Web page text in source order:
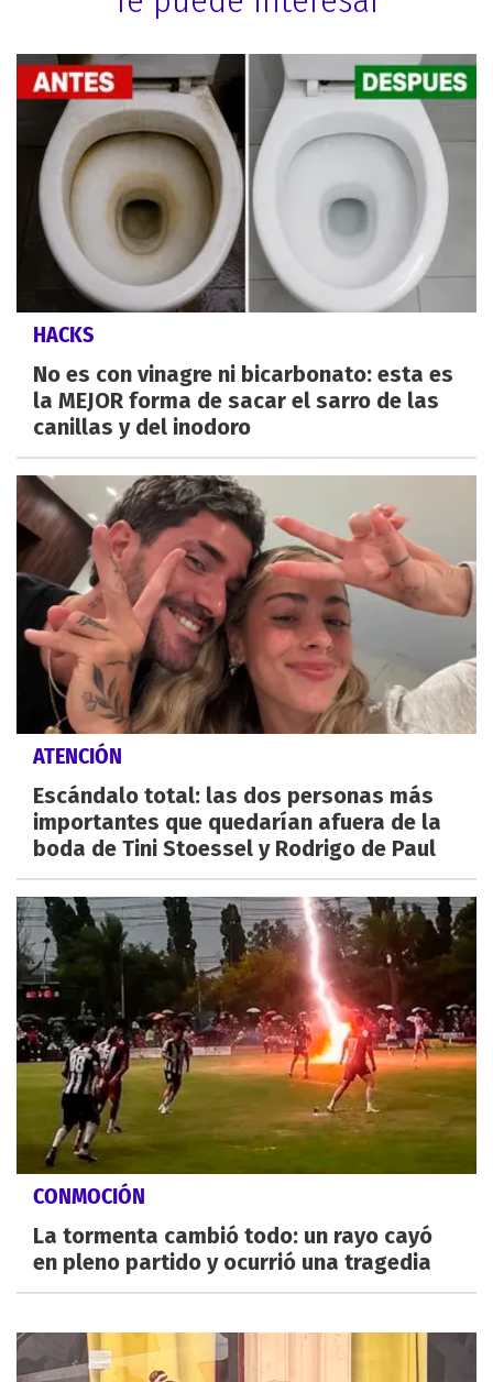
HACKS
No es con vinagre ni bicarbonato: esta es
la MEJOR forma de sacar el sarro de las
canillas y del inodoro
ATENCIÓN
Escándalo total: las dos personas más
importantes que quedarían afuera de la
boda de Tini Stoessel y Rodrigo de Paul
CONMOCIÓN
La tormenta cambió todo: un rayo cayó
en pleno partido y ocurrió una tragedia